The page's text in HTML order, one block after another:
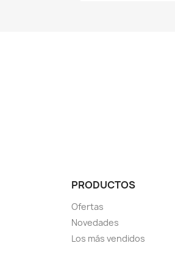
PRODUCTOS
Ofertas
Novedades
Los más vendidos